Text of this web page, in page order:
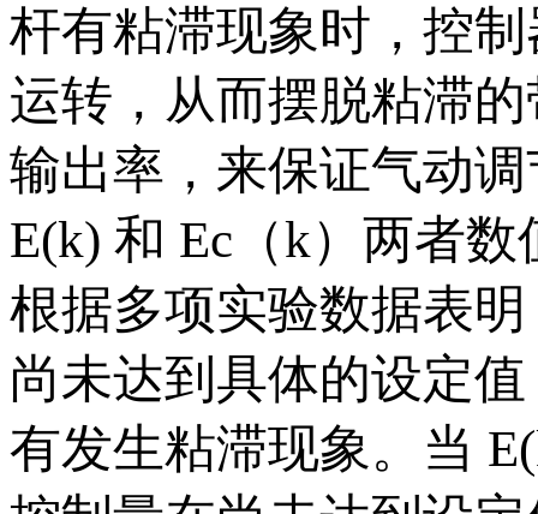
杆有粘滞现象时，控
运转，从而摆脱粘滞
输出率，来保证气动
E(k) 和 Ec（k）两者
根据多项实验数据表
尚未达到具体的设定
有发生粘滞现象。当